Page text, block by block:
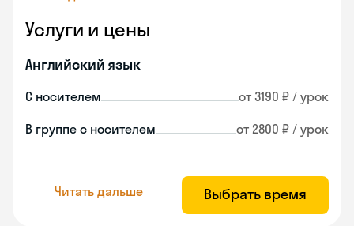
Услуги и цены
Английский язык
С носителем от 3190 ₽ / урок
В группе с носителем от 2800 ₽ / урок
Читать дальше Выбрать время